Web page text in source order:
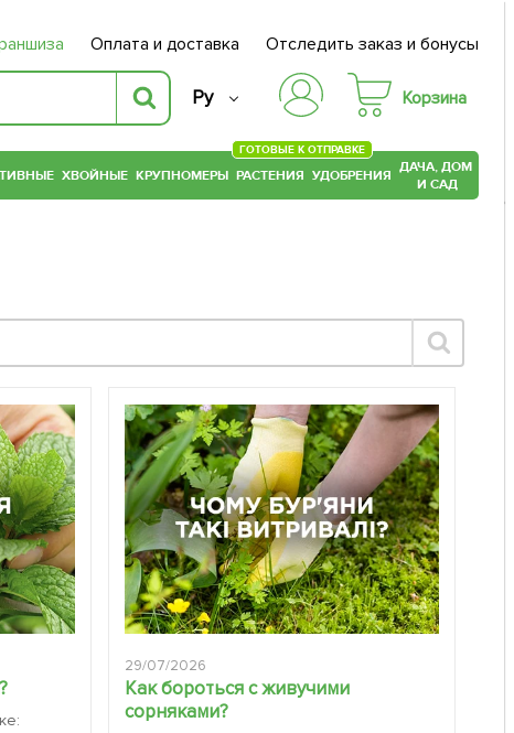
Оплата и доставка Отследить заказ и бонусы
Ру Корзина
ХВОЙНЫЕ КРУПНОМЕРЫ РАСТЕНИЯ
ГОТОВЫЕ К ОТПРАВКЕ
УДОБРЕНИЯ ДАЧА, ДОМ
И САД
29/07/2026
Как бороться с живучими
сорняками?